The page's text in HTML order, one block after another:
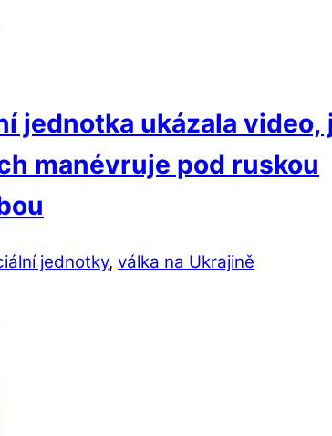
jednotka ukázala video,
manévruje pod ruskou
jednotky, válka na Ukrajině